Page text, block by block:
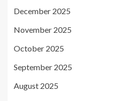
December 2025
November 2025
October 2025
September 2025
August 2025